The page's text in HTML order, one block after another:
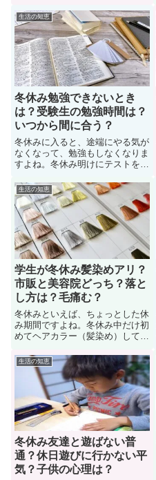
ころと悪いところ」と「冬休みと
夏休みとの違い」について知りた
がっている学生も多い。では、冬
休み良いところと悪いところはど
んなことがあるのか？ここでは、
メリットデメリットについて紹介
生活の知恵
冬休み勉強できないとき
は？受験生の勉強時間は？
いつから間に合う？
冬休みに入ると、途端にやる気が
なくなって、勉強もしなくなりま
すよね。冬休み明けにテストをす
受験を控えているのだが、全く勉
強する気が起きないし、集中力が
続かないことに悩んでいる受験生
も多い。では、冬休みに勉強でき
ないときはどうすれば良いか？対
処法について紹介しています。
生活の知恵
学生が冬休み髪染めアリ？
市販と美容院どっち？落と
し方は？毛痛む？
冬休みといえば、ちょっとした休
み期間ですよね。冬休み中だけ初
めてヘアカラー（髪染め）して、
戻したいと考えている学生も多
い。では、学生が冬休み髪染めア
リなのか？このページで疑問を解
決していこう。また、髪染めや黒
髪戻しする際に市販と美容院のメ
リットデメリットについても紹
介。
生活の知恵
冬休み友達と遊ばない普
通？休日遊びに行かない平
気？子供の心理は？